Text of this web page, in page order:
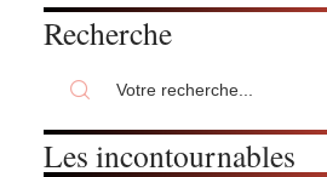
Recherche
Les incontournables